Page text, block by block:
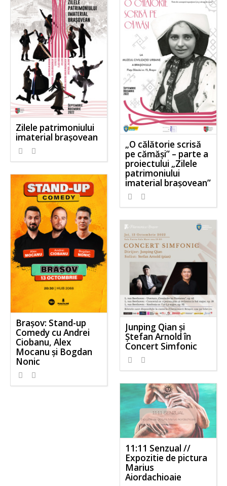
Zilele patrimoniului
imaterial brașovean
„O călătorie scrisă
pe cămăși” – parte a
proiectului „Zilele
patrimoniului
imaterial brașovean”
Brașov: Stand-up
Comedy cu Andrei
Ciobanu, Alex
Mocanu și Bogdan
Nonic
Junping Qian și
Ștefan Arnold în
Concert Simfonic
11:11 Senzual //
Expozitie de pictura
Marius
Aiordachioaie